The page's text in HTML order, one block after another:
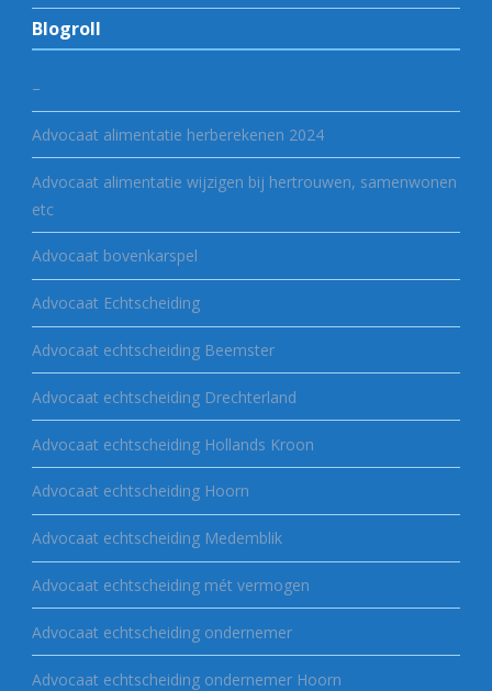
Blogroll
–
Advocaat alimentatie herberekenen 2024
Advocaat alimentatie wijzigen bij hertrouwen, samenwonen
etc
Advocaat bovenkarspel
Advocaat Echtscheiding
Advocaat echtscheiding Beemster
Advocaat echtscheiding Drechterland
Advocaat echtscheiding Hollands Kroon
Advocaat echtscheiding Hoorn
Advocaat echtscheiding Medemblik
Advocaat echtscheiding mét vermogen
Advocaat echtscheiding ondernemer
Advocaat echtscheiding ondernemer Hoorn